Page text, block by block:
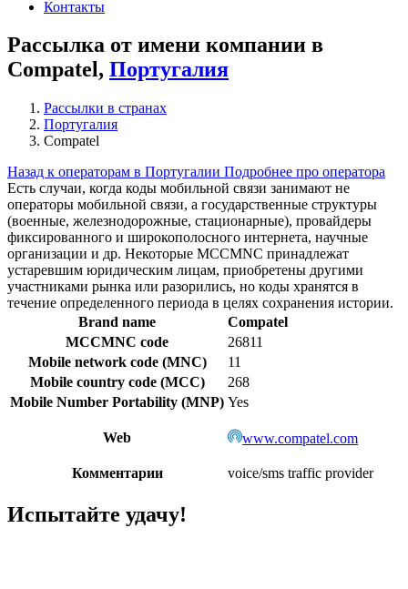
Контакты
Рассылка от имени компании в
Compatel, Португалия
Рассылки в странах
Португалия
Compatel
Назад к операторам в Португалии Подробнее про оператора
Есть случаи, когда коды мобильной связи занимают не
операторы мобильной связи, а государственные структуры
(военные, железнодорожные, стационарные), провайдеры
фиксированного и широкополосного интернета, научные
организации и др. Некоторые MCCMNC принадлежат
устаревшим юридическим лицам, приобретены другими
участниками рынка или разорились, но коды хранятся в
течение определенного периода в целях сохранения истории.
Brand name
Compatel
MCCMNC code
26811
Mobile network code (MNC)
11
Mobile country code (MCC)
268
Mobile Number Portability (MNP) Yes
Web www.compatel.com
Комментарии voice/sms traffic provider
Испытайте удачу!